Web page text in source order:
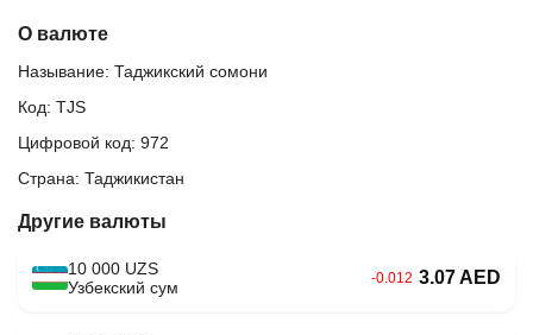
О валюте
Называние: Таджикский сомони
Код: TJS
Цифровой код: 972
Страна: Таджикистан
Другие валюты
10 000 UZS
Узбекский сум
-0.012 3.07 AED